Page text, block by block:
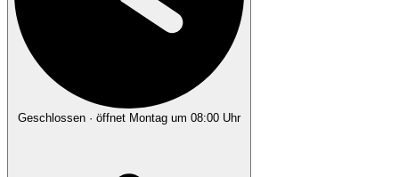
Geschlossen · öffnet Montag um 08:00 Uhr